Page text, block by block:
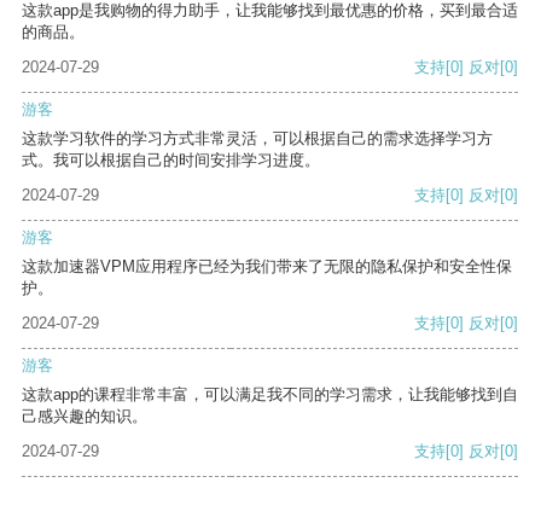
这款app是我购物的得力助手，让我能够找到最优惠的价格，买到最合适
的商品。
2024-07-29
支持[0] 反对[0]
游客
这款学习软件的学习方式非常灵活，可以根据自己的需求选择学习方
式。我可以根据自己的时间安排学习进度。
2024-07-29
支持[0] 反对[0]
游客
这款加速器VPM应用程序已经为我们带来了无限的隐私保护和安全性保
护。
2024-07-29
支持[0] 反对[0]
游客
这款app的课程非常丰富，可以满足我不同的学习需求，让我能够找到自
己感兴趣的知识。
2024-07-29
支持[0] 反对[0]